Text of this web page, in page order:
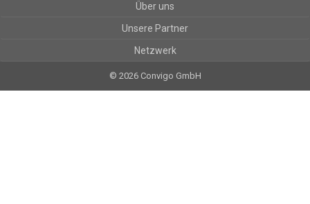
Über uns
Unsere Partner
Netzwerk
© 2026 Convigo GmbH